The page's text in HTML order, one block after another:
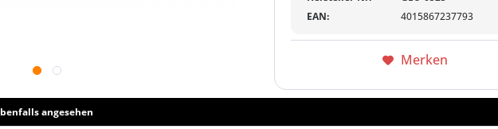
EAN:
4015867237793
Merken
angesehen